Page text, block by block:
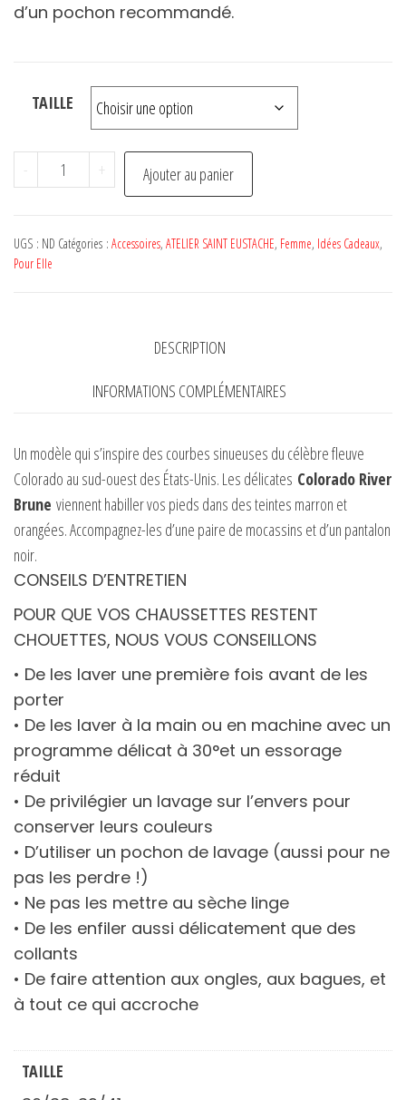
d’un pochon recommandé.
TAILLE
-
quantité
de
COLORADO
RIVER
EUSTACHE
+ Ajouter au panier
UGS : ND Catégories : Accessoires, ATELIER SAINT EUSTACHE, Femme, Idées Cadeaux,
Pour Elle
DESCRIPTION
INFORMATIONS COMPLÉMENTAIRES
Un modèle qui s’inspire des courbes sinueuses du célèbre fleuve
Colorado au sud-ouest des États-Unis. Les délicates Colorado River
Brune viennent habiller vos pieds dans des teintes marron et
orangées. Accompagnez-les d’une paire de mocassins et d’un pantalon
noir.
CONSEILS D’ENTRETIEN
POUR QUE VOS CHAUSSETTES RESTENT
CHOUETTES, NOUS VOUS CONSEILLONS
• De les laver une première fois avant de les
porter
• De les laver à la main ou en machine avec un
programme délicat à 30°et un essorage
réduit
• De privilégier un lavage sur l’envers pour
conserver leurs couleurs
• D’utiliser un pochon de lavage (aussi pour ne
pas les perdre !)
• Ne pas les mettre au sèche linge
• De les enfiler aussi délicatement que des
collants
• De faire attention aux ongles, aux bagues, et
à tout ce qui accroche
TAILLE